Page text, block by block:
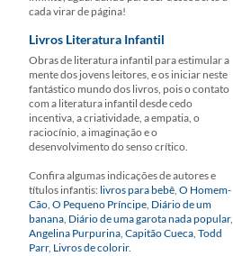
cada virar de página!
Livros Literatura Infantil
Obras de literatura infantil para estimular a
mente dos jovens leitores, e os iniciar neste
fantástico mundo dos livros, pois o contato
com a literatura infantil desde cedo
incentiva, a criatividade, a empatia, o
raciocínio, a imaginação e o
desenvolvimento do senso crítico.
Confira algumas indicações de autores e
títulos infantis: livros para bebê, O Homem-
Cão, O Pequeno Príncipe, Diário de um
banana, Diário de uma garota nada popular,
Angelina Purpurina, Capitão Cueca, Todd
Parr, Livros de colorir.